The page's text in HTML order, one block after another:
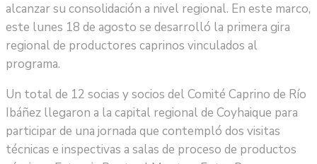
alcanzar su consolidación a nivel regional. En este marco,
este lunes 18 de agosto se desarrolló la primera gira
regional de productores caprinos vinculados al
programa.
Un total de 12 socias y socios del Comité Caprino de Río
Ibáñez llegaron a la capital regional de Coyhaique para
participar de una jornada que contempló dos visitas
técnicas e inspectivas a salas de proceso de productos